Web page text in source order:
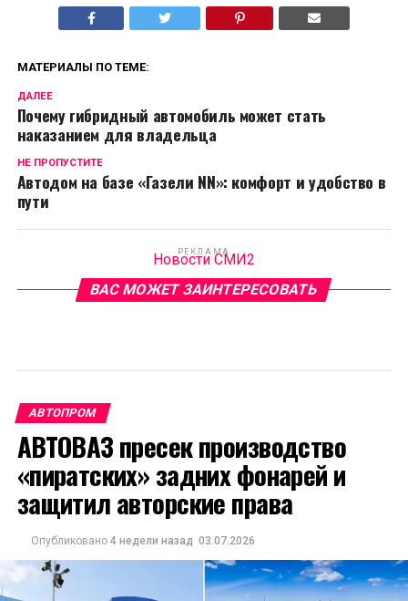
МАТЕРИАЛЫ ПО ТЕМЕ:
ДАЛЕЕ
Почему гибридный автомобиль может стать
наказанием для владельца
НЕ ПРОПУСТИТЕ
Автодом на базе «Газели NN»: комфорт и удобство в
пути
РЕКЛАМА
Новости СМИ2
ВАС МОЖЕТ ЗАИНТЕРЕСОВАТЬ
АВТОПРОМ
АВТОВАЗ пресек производство
«пиратских» задних фонарей и
защитил авторские права
Опубликовано 4 недели назад 03.07.2026